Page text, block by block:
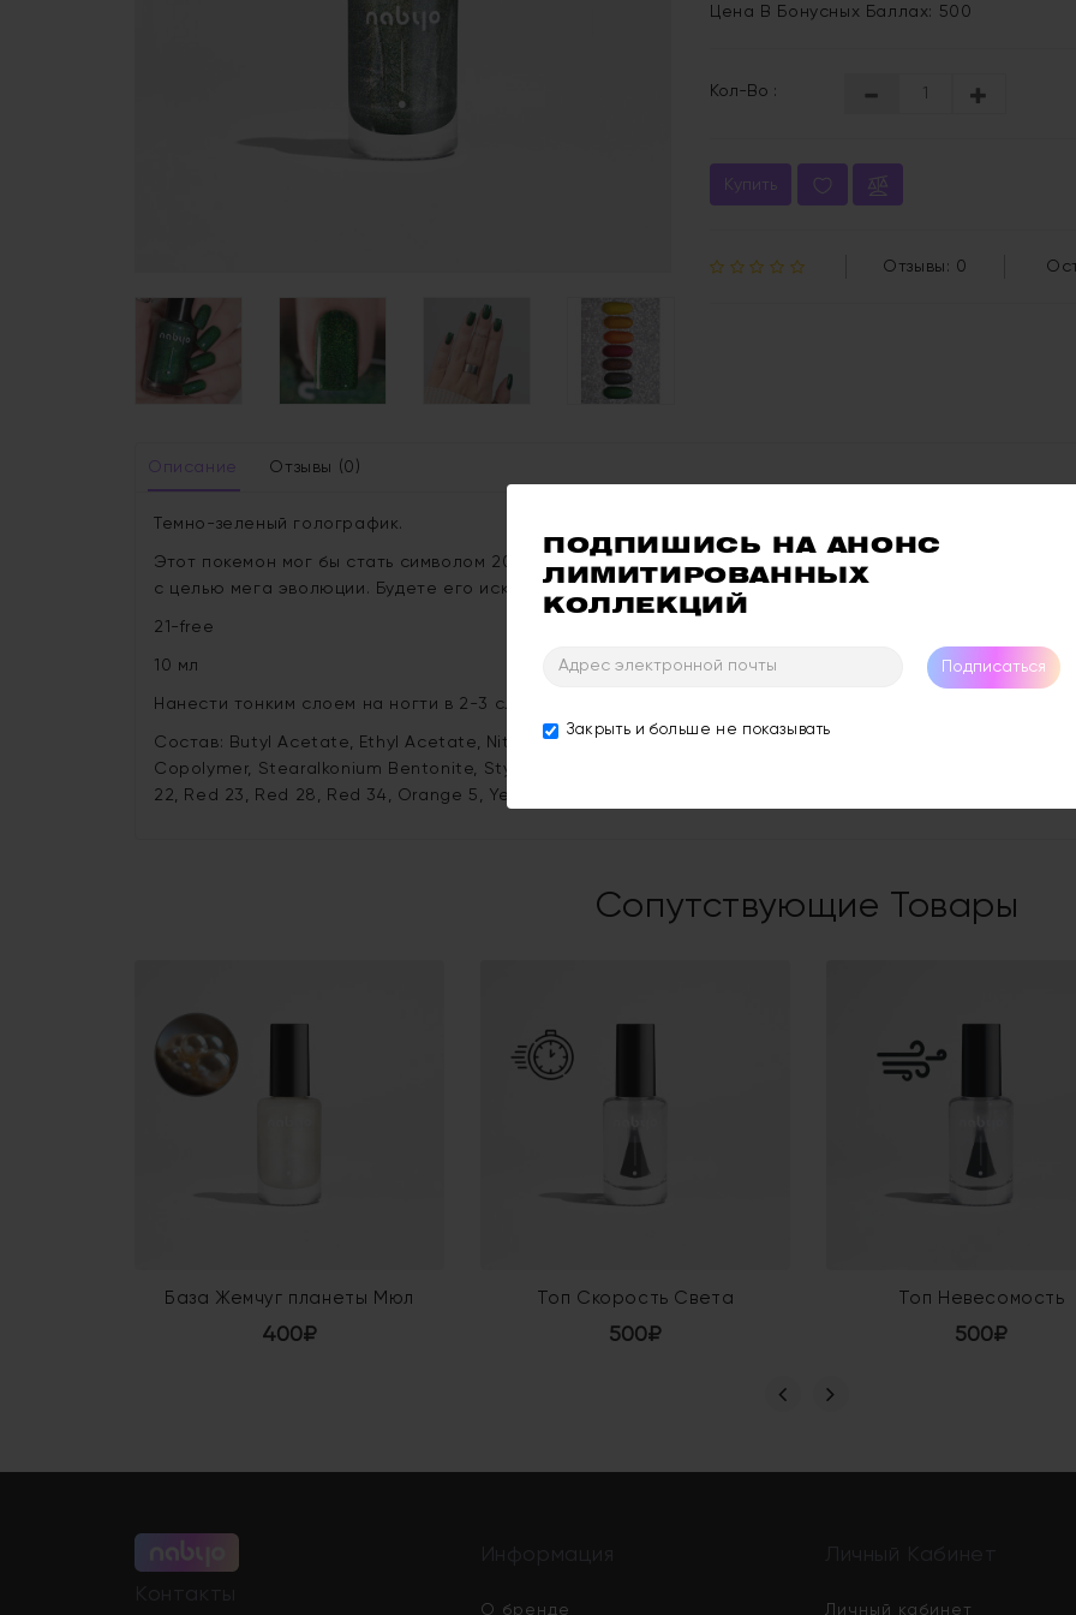
ПОДПИШИСЬ НА АНОНС
ЛИМИТИРОВАННЫХ
КОЛЛЕКЦИЙ
Подписаться
Закрыть и больше не показывать
Цена В Бонусных Баллах: 500
Кол-Во :
Купить
Отзывы: 0
Описание Отзывы (0)
Темно-зеленый голографик.
Этот покемон мог бы стать символом 2025 за сходство с зеленой змеей. В полете, однако, он
с целью мега эволюции. Будете его искать - посмотрите в озоновом слое, там он чувствует себя
21-free
10 мл
Нанести тонким слоем на ногти в 2-3 слоя, покрыть сверху топовым покрытием для придания
Состав: Butyl Acetate, Ethyl Acetate, Nitrocellulose, Acetyl Tributyl Citrate, Isopropyl Alcohol, Adipic
Copolymer, Stearalkonium Bentonite, Styrene/Acrylates Copolymer +/- Mica, Aluminum Powder,
22, Red 23, Red 28, Red 34, Orange 5, Yellow 7, Yellow 10, Yellow 11, Violet 2, Blue 1, Titanium Dioxide,
Сопутствующие Товары
База Жемчуг планеты Мюл
400₽
Топ Скорость Света
500₽
Топ Невесомость
500₽
О бренде Личный кабинет